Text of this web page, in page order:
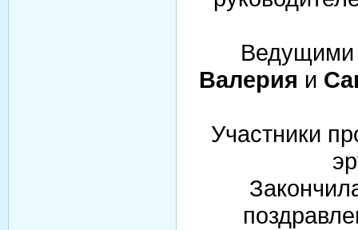
Валерия и
Участники